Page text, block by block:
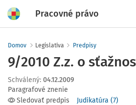
Pracovné právo
Domov Legislatíva Predpisy
9/2010 Z.z. o
Schválený: 04.12.2009
Paragrafové znenie
Sledovať predpis
Judikatúra (7)